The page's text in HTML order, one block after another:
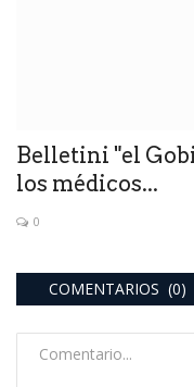
Belletini "el
los médicos...
0
COMENTARIOS (0)